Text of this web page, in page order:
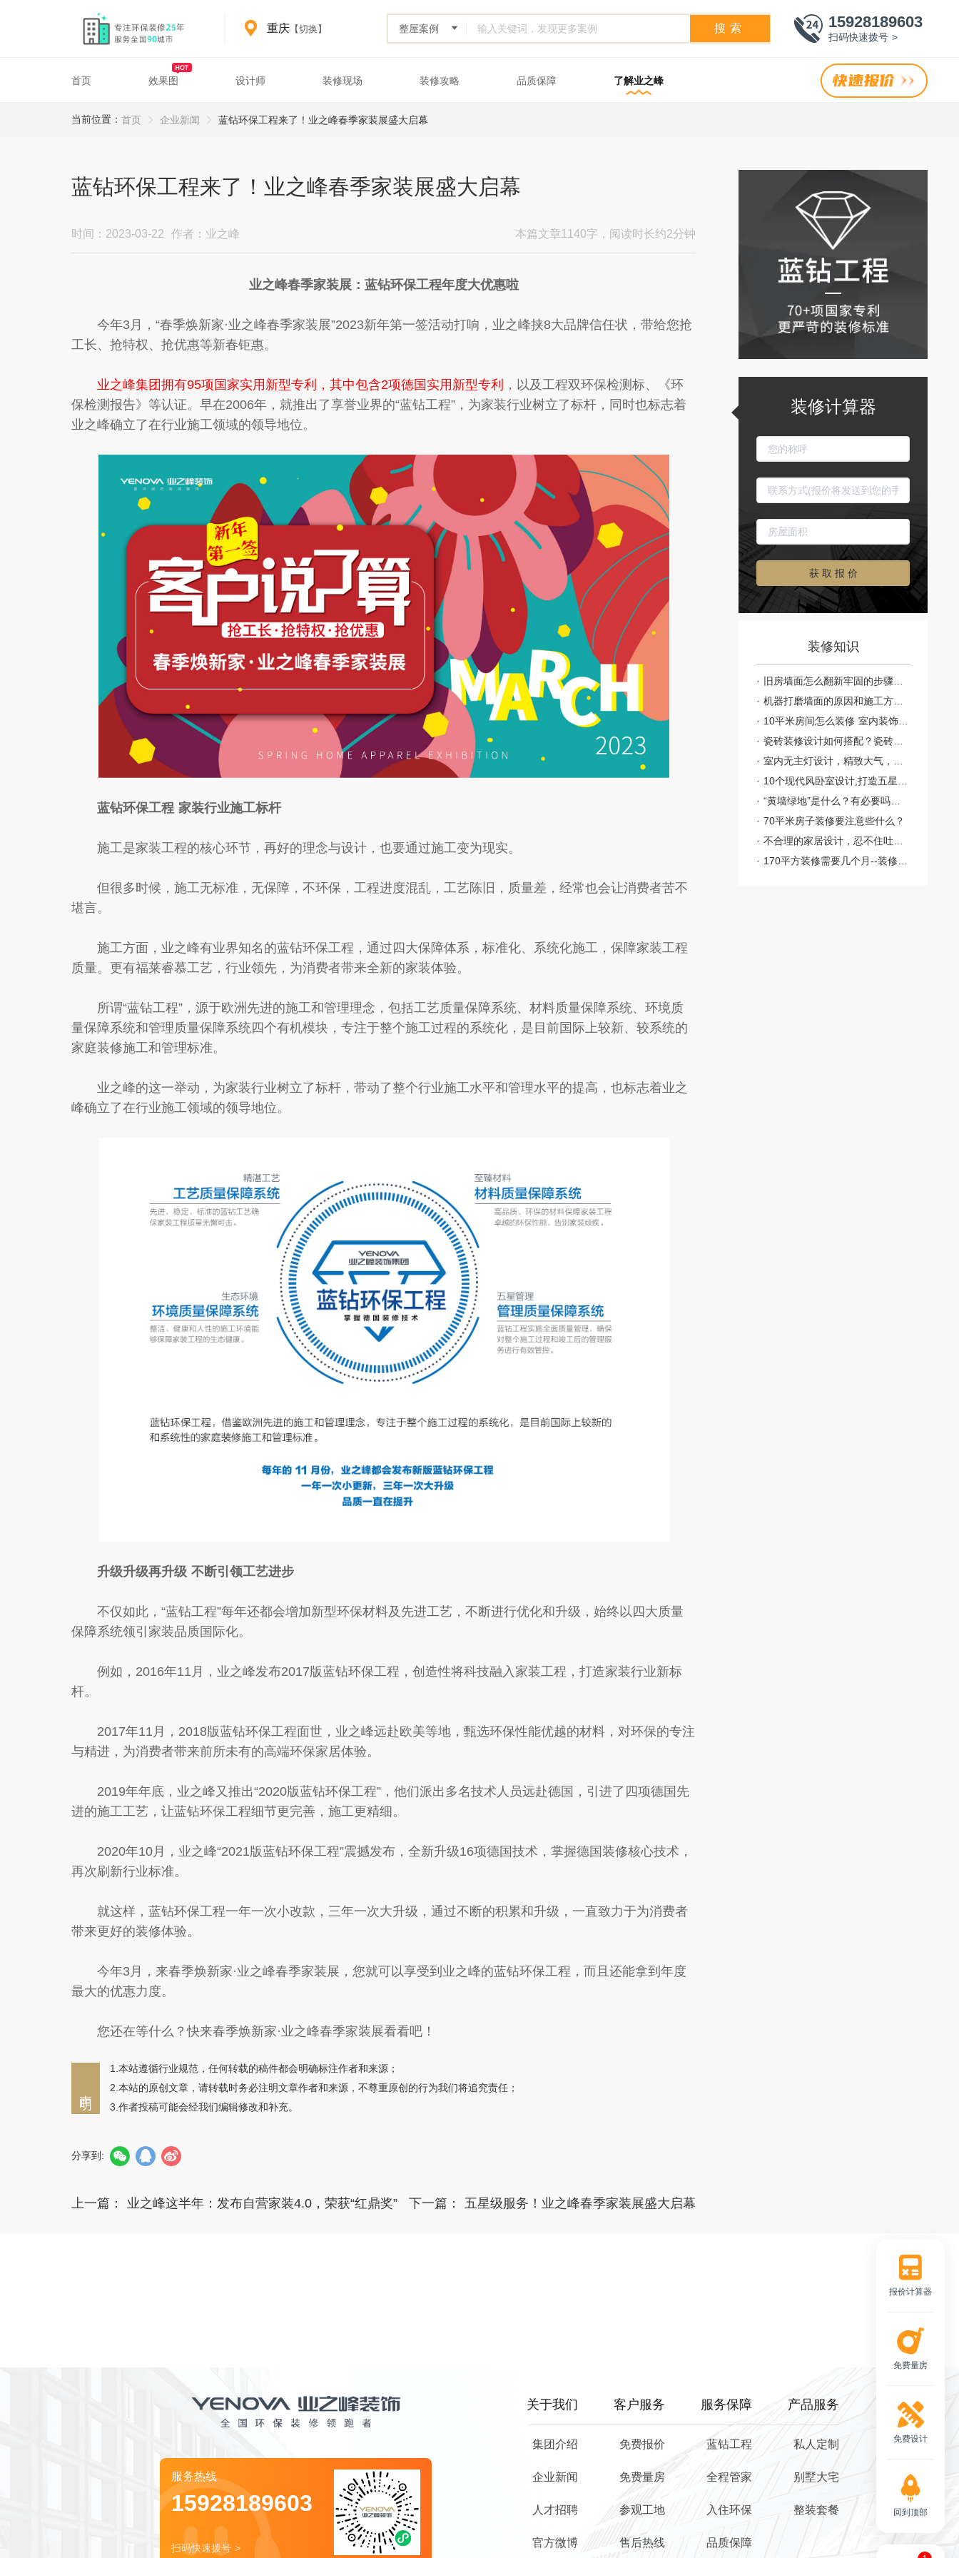
重庆 【切换】 搜索 15928189603
扫码快速拨号 >
首页 效果图 设计师 装修现场 装修攻略 品质保障 了解业之峰
CompanyNews detail 9833
重庆装修服务
重庆装修案例与设计参考
当前位置： 首页 企业新闻 蓝钻环保工程来了！业之峰春季家装展盛大启幕
蓝钻环保工程来了！业之峰春季家装展盛大启幕
时间：2023-03-22 作者：业之峰 本篇文章1140字，阅读时长约2分钟
业之峰春季家装展：蓝钻环保工程年度大优惠啦
今年3月，“春季焕新家·业之峰春季家装展”2023新年第一签活动打响，业之峰挟8大品牌信任状，带给您抢
工长、抢特权、抢优惠等新春钜惠。
业之峰集团拥有95项国家实用新型专利，其中包含2项德国实用新型专利
，以及工程双环保检测标、《环
保检测报告》等认证。早在2006年，就推出了享誉业界的“蓝钻工程”，为家装行业树立了标杆，同时也标志着
业之峰确立了在行业施工领域的领导地位。
蓝钻环保工程 家装行业施工标杆
施工是家装工程的核心环节，再好的理念与设计，也要通过施工变为现实。
但很多时候，施工无标准，无保障，不环保，工程进度混乱，工艺陈旧，质量差，经常也会让消费者苦不
堪言。
施工方面，业之峰有业界知名的蓝钻环保工程，通过四大保障体系，标准化、系统化施工，保障家装工程
质量。更有福莱睿慕工艺，行业领先，为消费者带来全新的家装体验。
所谓“蓝钻工程”，源于欧洲先进的施工和管理理念，包括工艺质量保障系统、材料质量保障系统、环境质
量保障系统和管理质量保障系统四个有机模块，专注于整个施工过程的系统化，是目前国际上较新、较系统的
家庭装修施工和管理标准。
业之峰的这一举动，为家装行业树立了标杆，带动了整个行业施工水平和管理水平的提高，也标志着业之
峰确立了在行业施工领域的领导地位。
升级升级再升级 不断引领工艺进步
不仅如此，“蓝钻工程”每年还都会增加新型环保材料及先进工艺，不断进行优化和升级，始终以四大质量
保障系统领引家装品质国际化。
例如，2016年11月，业之峰发布2017版蓝钻环保工程，创造性将科技融入家装工程，打造家装行业新标
杆。
2017年11月，2018版蓝钻环保工程面世，业之峰远赴欧美等地，甄选环保性能优越的材料，对环保的专注
与精进，为消费者带来前所未有的高端环保家居体验。
2019年年底，业之峰又推出“2020版蓝钻环保工程”，他们派出多名技术人员远赴德国，引进了四项德国先
进的施工工艺，让蓝钻环保工程细节更完善，施工更精细。
2020年10月，业之峰“2021版蓝钻环保工程”震撼发布，全新升级16项德国技术，掌握德国装修核心技术，
再次刷新行业标准。
就这样，蓝钻环保工程一年一次小改款，三年一次大升级，通过不断的积累和升级，一直致力于为消费者
带来更好的装修体验。
今年3月，来春季焕新家·业之峰春季家装展，您就可以享受到业之峰的蓝钻环保工程，而且还能拿到年度
最大的优惠力度。
您还在等什么？快来春季焕新家·业之峰春季家装展看看吧！
1.本站遵循行业规范，任何转载的稿件都会明确标注作者和来源；
2.本站的原创文章，请转载时务必注明文章作者和来源，不尊重原创的行为我们将追究责任；
3.作者投稿可能会经我们编辑修改和补充。
分享到:
上一篇： 业之峰这半年：发布自营家装4.0，荣获“红鼎奖” 下一篇： 五星级服务！业之峰春季家装展盛大启幕
装修计算器
获 取 报 价
装修知识
旧房墙面怎么翻新牢固的步骤有哪些呢
机器打磨墙面的原因和施工方法有什么呢？
10平米房间怎么装修 室内装饰的禁忌
瓷砖装修设计如何搭配？瓷砖装修的注意事项有哪些？
室内无主灯设计，精致大气，简洁个性！
10个现代风卧室设计,打造五星级酒店空间
“黄墙绿地”是什么？有必要吗？别让自己的钱白花了！
70平米房子装修要注意些什么？
不合理的家居设计，忍不住吐槽一下
170平方装修需要几个月--装修注意事项有什么
服务热线
15928189603
扫码快速拨号 >
关于我们
集团介绍
企业新闻
人才招聘
官方微博
客户服务
免费报价
免费量房
参观工地
售后热线
服务保障
蓝钻工程
全程管家
入住环保
品质保障
产品服务
私人定制
别墅大宅
整装套餐
报价计算器
免费量房
免费设计
回到顶部